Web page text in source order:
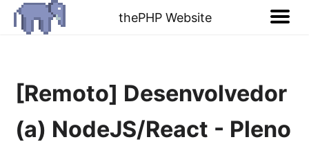
thePHP Website
[Remoto] Desenvolvedor
(a) NodeJS/React - Pleno